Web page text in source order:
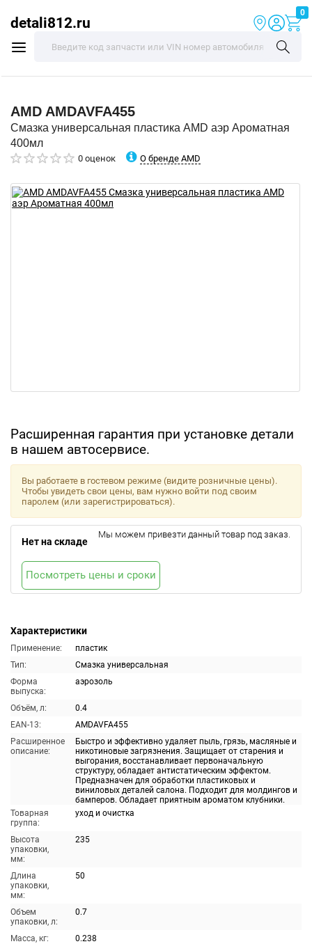
detali812.ru
0
AMD AMDAVFA455
Смазка универсальная пластика AMD аэр Ароматная
400мл
0 оценок О бренде AMD
Расширенная гарантия при установке детали
в нашем автосервисе.
Характеристики
Применение:
пластик
Тип:
Смазка универсальная
Форма
выпуска:
аэрозоль
Объём, л:
0.4
EAN-13:
AMDAVFA455
Расширенное
описание:
Быстро и эффективно удаляет пыль, грязь, масляные и
никотиновые загрязнения. Защищает от старения и
выгорания, восстанавливает первоначальную
структуру, обладает антистатическим эффектом.
Предназначен для обработки пластиковых и
виниловых деталей салона. Подходит для молдингов и
бамперов. Обладает приятным ароматом клубники.
Товарная
группа:
уход и очистка
Высота
упаковки,
мм:
235
Длина
упаковки,
мм:
50
Объем
упаковки, л:
0.7
Масса, кг:
0.238
Вы работаете в гостевом режиме (видите розничные цены).
Чтобы увидеть свои цены, вам нужно войти под своим
паролем (или зарегистрироваться).
Нет на складе
Мы можем привезти данный товар под заказ.
Посмотреть цены и сроки